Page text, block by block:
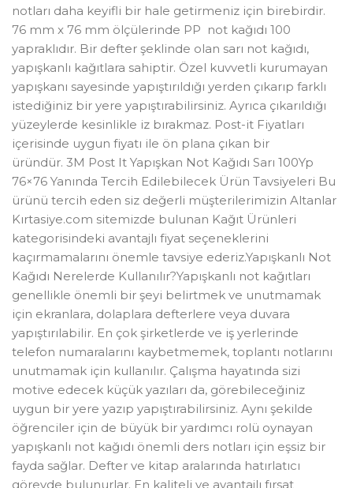
notları daha keyifli bir hale getirmeniz için birebirdir.
76 mm x 76 mm ölçülerinde PP not kağıdı 100
yapraklıdır. Bir defter şeklinde olan sarı not kağıdı,
yapışkanlı kağıtlara sahiptir. Özel kuvvetli kurumayan
yapışkanı sayesinde yapıştırıldığı yerden çıkarıp farklı
istediğiniz bir yere yapıştırabilirsiniz. Ayrıca çıkarıldığı
yüzeylerde kesinlikle iz bırakmaz. Post-it Fiyatları
içerisinde uygun fiyatı ile ön plana çıkan bir
üründür. 3M Post It Yapışkan Not Kağıdı Sarı 100Yp
76×76 Yanında Tercih Edilebilecek Ürün Tavsiyeleri Bu
ürünü tercih eden siz değerli müşterilerimizin Altanlar
Kırtasiye.com sitemizde bulunan Kağıt Ürünleri
kategorisindeki avantajlı fiyat seçeneklerini
kaçırmamalarını önemle tavsiye ederiz.Yapışkanlı Not
Kağıdı Nerelerde Kullanılır?Yapışkanlı not kağıtları
genellikle önemli bir şeyi belirtmek ve unutmamak
için ekranlara, dolaplara defterlere veya duvara
yapıştırılabilir. En çok şirketlerde ve iş yerlerinde
telefon numaralarını kaybetmemek, toplantı notlarını
unutmamak için kullanılır. Çalışma hayatında sizi
motive edecek küçük yazıları da, görebileceğiniz
uygun bir yere yazıp yapıştırabilirsiniz. Aynı şekilde
öğrenciler için de büyük bir yardımcı rolü oynayan
yapışkanlı not kağıdı önemli ders notları için eşsiz bir
fayda sağlar. Defter ve kitap aralarında hatırlatıcı
görevde bulunurlar. En kaliteli ve avantajlı fırsat